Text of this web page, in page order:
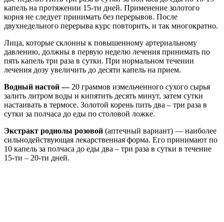
капель на протяжении 15-ти дней. Применение золотого
корня не следует принимать без перерывов. После
двухнедельного перерыва курс повторить, и так многократно.
Лица, которые склонны к повышенному артериальному
давлению, должны в первую неделю лечения принимать по
пять капель три раза в сутки. При нормальном течении
лечения дозу увеличить до десяти капель на прием.
Водный настой —20 граммов измельченного сухого сырья
залить литром воды и кипятить десять минут, затем сутки
настаивать в термосе. Золотой корень пить два – три раза в
сутки за полчаса до еды по столовой ложке.
Экстракт родиолы розовой (аптечный вариант) — наиболее
сильнодействующая лекарственная форма. Его принимают по
10 капель за полчаса до еды два – три раза в сутки в течение
15-ти – 20-ти дней.